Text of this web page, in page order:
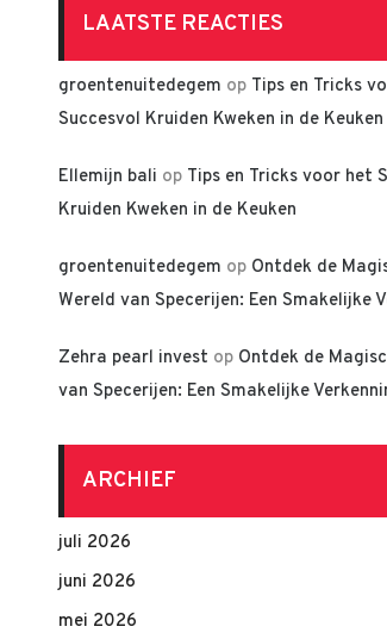
LAATSTE REACTIES
groentenuitedegem op Tips en Tricks
Succesvol Kruiden Kweken in de Keuken
Ellemijn bali op Tips en Tricks voor het
Kruiden Kweken in de Keuken
groentenuitedegem op Ontdek de
Wereld van Specerijen: Een Smakelijke
Zehra pearl invest op Ontdek de
van Specerijen: Een Smakelijke
ARCHIEF
juli 2026
juni 2026
mei 2026